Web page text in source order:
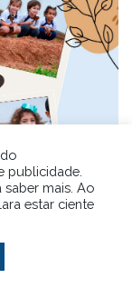
publicidade.
saber mais. Ao
estar ciente